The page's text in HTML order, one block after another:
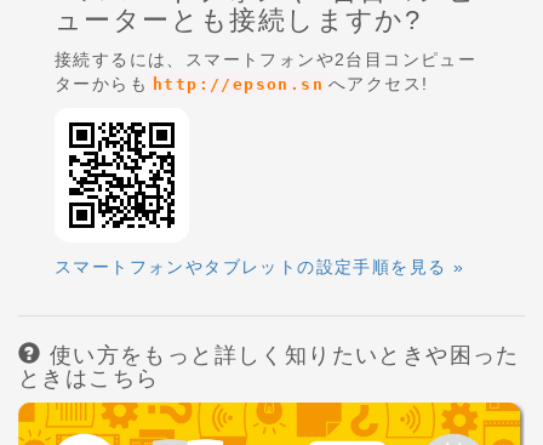
ューターとも接続しますか?
接続するには、スマートフォンや2台目コンピュー
ターからも
http://epson.sn へアクセス!
スマートフォンやタブレットの設定手順を見る »
使い方をもっと詳しく知りたいときや困った
ときはこちら